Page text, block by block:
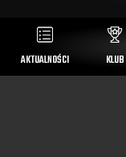
AKTUALNOŚCI KLUB